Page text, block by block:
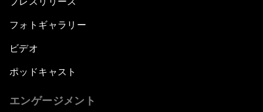
フォトギャラリー
ビデオ
ポッドキャスト
エンゲージメント